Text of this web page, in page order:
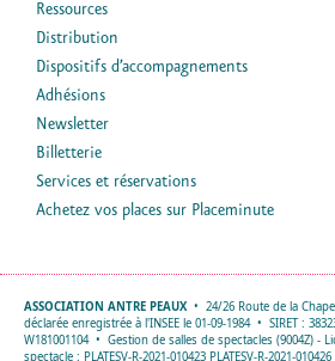
Ressources
Distribution
Dispositifs d’accompagnements
Adhésions
Newsletter
Billetterie
Services et réservations
Achetez vos places sur Placeminute
ASSOCIATION ANTRE PEAUX• 24/26 Route de la
déclarée enregistrée à l'INSEE le 01-09-1984 • SIRET :
W181001104 • Gestion de salles de spectacles (9004Z) -
spectacle : PLATESV-R-2021-010423 PLATESV-R-2021-